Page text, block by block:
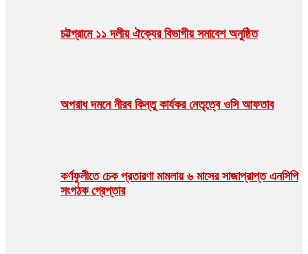
চট্টগ্রামে ১১ দলীয় ঐক্যের বিভাগীয় সমাবেশ অনুষ্ঠিত
অপরাধ দমনে নীরব কিন্তু কার্যকর নেতৃত্বে ওসি আফতাব
কর্ণফুলীতে চেক প্রতারণা মামলায় ৬ মাসের সাজাপ্রাপ্ত এনসিপি
সংগঠক গ্রেপ্তার